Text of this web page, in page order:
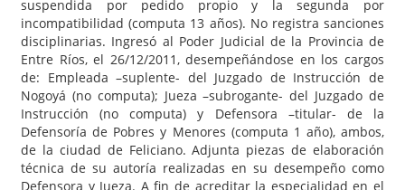
suspendida por pedido propio y la segunda por
incompatibilidad (computa 13 años). No registra sanciones
disciplinarias. Ingresó al Poder Judicial de la Provincia de
Entre Ríos, el 26/12/2011, desempeñándose en los cargos
de: Empleada –suplente- del Juzgado de Instrucción de
Nogoyá (no computa); Jueza –subrogante- del Juzgado de
Instrucción (no computa) y Defensora –titular- de la
Defensoría de Pobres y Menores (computa 1 año), ambos,
de la ciudad de Feliciano. Adjunta piezas de elaboración
técnica de su autoría realizadas en su desempeño como
Defensora y Jueza. A fin de acreditar la especialidad en el